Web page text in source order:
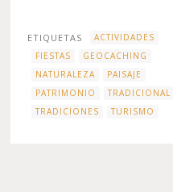
ETIQUETAS
ACTIVIDADES
FIESTAS
GEOCACHING
NATURALEZA
PAISAJE
PATRIMONIO
TRADICIONAL
TRADICIONES
TURISMO